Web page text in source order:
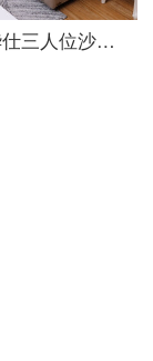
琉臻 芝华仕三人位沙发垫四季通用欧式头等舱革張りのソファ防滑冬季坐垫子套罩巾 按摩裙边-米色 加大三人位套餐（坐垫3+靠背3+扶手2个）